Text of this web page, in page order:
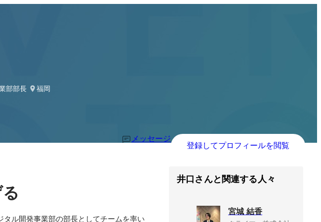
部部長
福岡
メッセージ
登録してプロフィールを閲覧
ル開発事業部の部長としてチームを率い
井口さんと関連する人々
宮城 結香